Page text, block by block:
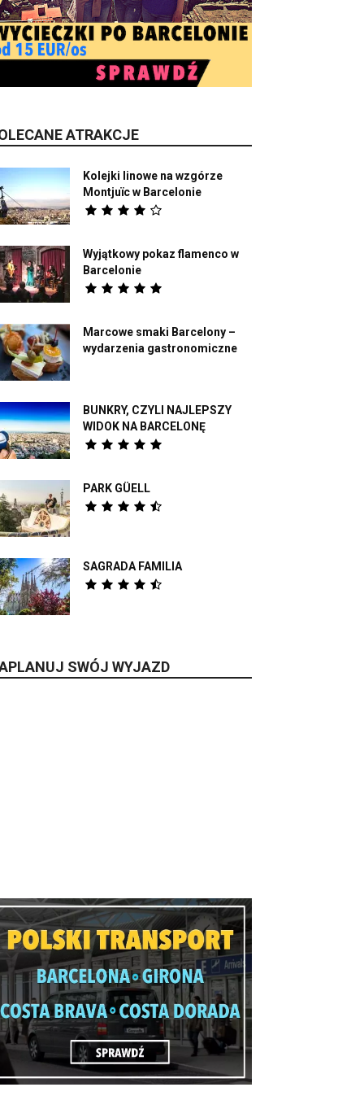
ATRAKCJE
Kolejki linowe na wzgórze
Montjuïc w Barcelonie
Wyjątkowy pokaz flamenco w
Barcelonie
Marcowe smaki Barcelony –
wydarzenia gastronomiczne
BUNKRY, CZYLI NAJLEPSZY
WIDOK NA BARCELONĘ
PARK GÜELL
SAGRADA FAMILIA
SWÓJ WYJAZD